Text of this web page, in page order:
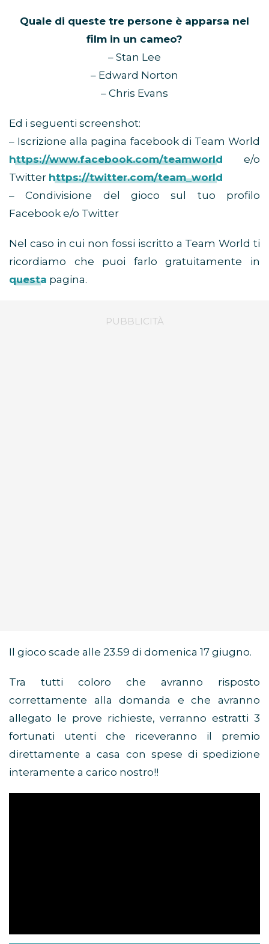
Quale di queste tre persone è apparsa nel
film in un cameo?
– Stan Lee
– Edward Norton
– Chris Evans
Ed i seguenti screenshot:
– Iscrizione alla pagina facebook di Team World
https://www.facebook.com/teamworld e/o
Twitter https://twitter.com/team_world
– Condivisione del gioco sul tuo profilo
Facebook e/o Twitter
Nel caso in cui non fossi iscritto a Team World ti
ricordiamo che puoi farlo gratuitamente in
questa pagina.
Il gioco scade alle 23.59 di domenica 17 giugno.
Tra tutti coloro che avranno risposto
correttamente alla domanda e che avranno
allegato le prove richieste, verranno estratti 3
fortunati utenti che riceveranno il premio
direttamente a casa con spese di spedizione
interamente a carico nostro!!